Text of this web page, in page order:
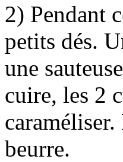
2) Pendant
petits dés.
une
cuire, les 2
beurre.